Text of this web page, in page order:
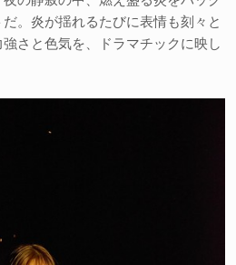
。炎が揺れるたびに表情も刻々と
さと色気を、ドラマチックに映し